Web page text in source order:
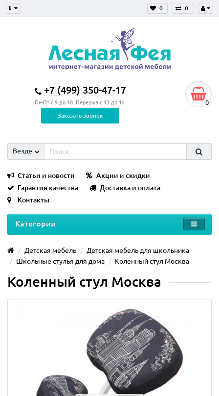
0
0
+7 (499) 350-47-17
Пн-Пт с 9 до 18. Перерыв с 13 до 14
Заказать звонок
0
Везде
Статьи и новости
Акции и скидки
Гарантия качества
Доставка и оплата
Контакты
Категории
Детская мебель
Детская мебель для школьника
Школьные стулья для дома
Коленный стул Москва
Коленный стул Москва